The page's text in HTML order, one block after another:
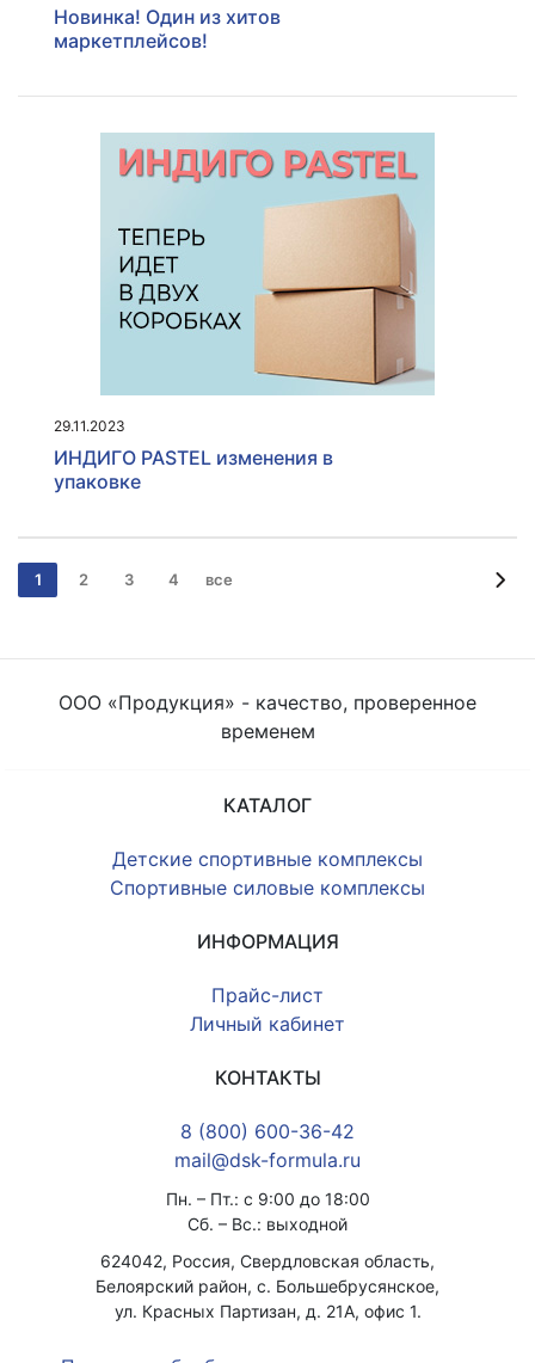
Новинка! Один из хитов
маркетплейсов!
29.11.2023
ИНДИГО PASTEL изменения в
упаковке
1 2 3 4 все
ООО «Продукция» - качество, проверенное
временем
КАТАЛОГ
Детские спортивные комплексы
Спортивные силовые комплексы
ИНФОРМАЦИЯ
Прайс-лист
Личный кабинет
КОНТАКТЫ
8 (800) 600-36-42
mail@dsk-formula.ru
Пн. – Пт.: с 9:00 до 18:00
Сб. – Вс.: выходной
624042, Россия, Свердловская область,
Белоярский район, с. Большебрусянское,
ул. Красных Партизан, д. 21А, офис 1.